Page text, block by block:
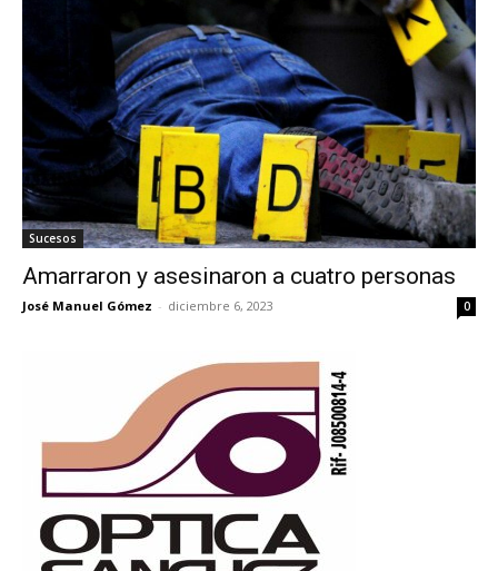
Sucesos
Amarraron y asesinaron a cuatro personas
José Manuel Gómez - diciembre 6, 2023 0